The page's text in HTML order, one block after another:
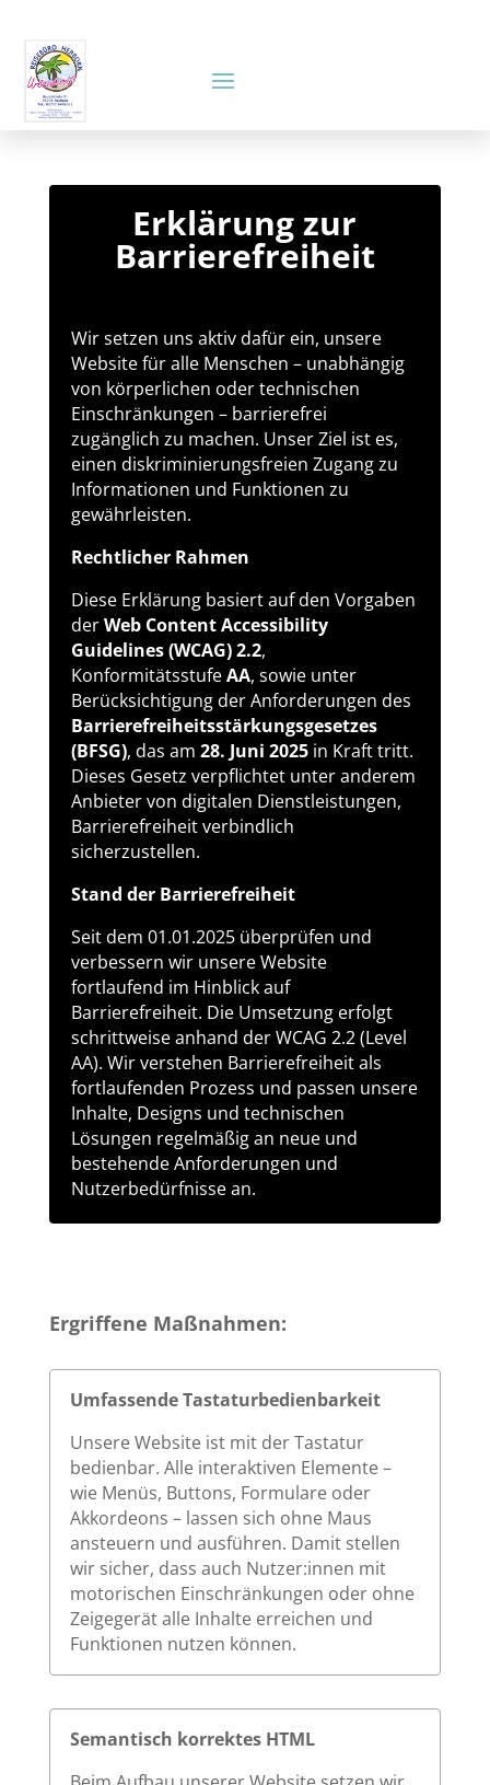
Erklärung zur
Barrierefreiheit
Wir setzen uns aktiv dafür ein, unsere
Website für alle Menschen – unabhängig
von körperlichen oder technischen
Einschränkungen – barrierefrei
zugänglich zu machen. Unser Ziel ist es,
einen diskriminierungsfreien Zugang zu
Informationen und Funktionen zu
gewährleisten.
Rechtlicher Rahmen
Diese Erklärung basiert auf den Vorgaben
derWeb Content Accessibility
Guidelines (WCAG) 2.2,
KonformitätsstufeAA, sowie unter
Berücksichtigung der Anforderungen des
Barrierefreiheitsstärkungsgesetzes
(BFSG), das am 28. Juni 2025in Kraft tritt.
Dieses Gesetz verpflichtet unter anderem
Anbieter von digitalen Dienstleistungen,
Barrierefreiheit verbindlich
sicherzustellen.
Stand der Barrierefreiheit
Seit dem 01.01.2025 überprüfen und
verbessern wir unsere Website
fortlaufend im Hinblick auf
Barrierefreiheit. Die Umsetzung erfolgt
schrittweise anhand der WCAG 2.2 (Level
AA). Wir verstehen Barrierefreiheit als
fortlaufenden Prozess und passen unsere
Inhalte, Designs und technischen
Lösungen regelmäßig an neue und
bestehende Anforderungen und
Nutzerbedürfnisse an.
Ergriffene Maßnahmen:
Umfassende Tastaturbedienbarkeit
Unsere Website ist mit der Tastatur
bedienbar. Alle interaktiven Elemente –
wie Menüs, Buttons, Formulare oder
Akkordeons – lassen sich ohne Maus
ansteuern und ausführen. Damit stellen
wir sicher, dass auch Nutzer:innen mit
motorischen Einschränkungen oder ohne
Zeigegerät alle Inhalte erreichen und
Funktionen nutzen können.
Semantisch korrektes HTML